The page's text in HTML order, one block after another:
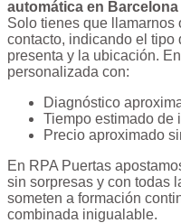
automática en Barcelona
Solo tienes que llamarnos
contacto, indicando el tipo
presenta y la ubicación.
personalizada con:
Diagnóstico
Tiempo estimado de
Precio aproximado
En RPA Puertas
sin sorpresas y con todas
someten a formación
combinada inigualable.